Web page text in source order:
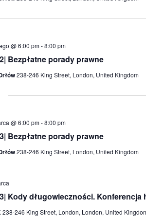
Bezpłatne porady prawne
@ 6:00 pm-8:00 pm
238-246 King Street, London, United Kingdom
Bezpłatne porady prawne
@ 6:00 pm-8:00 pm
238-246 King Street, London, United Kingdom
Kody długowieczności. Konferencja
238-246 King Street, London, London, United